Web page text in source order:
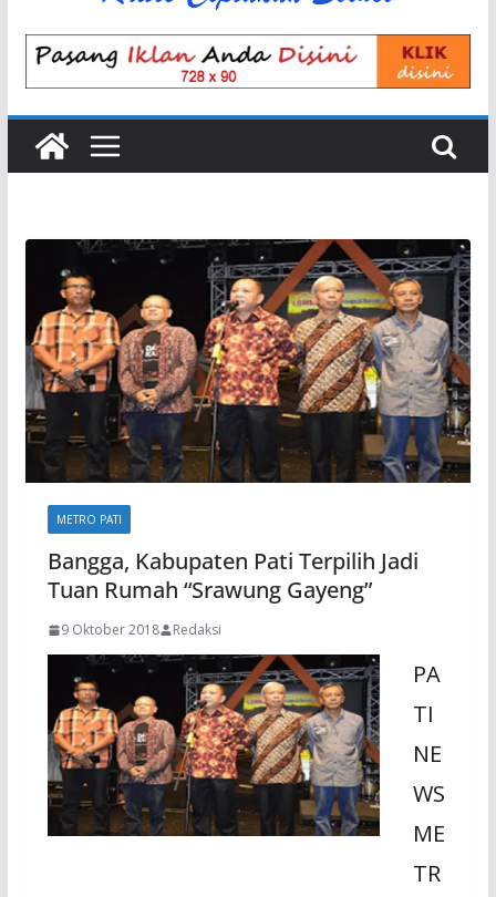
METRO PATI
Bangga, Kabupaten Pati Terpilih Jadi
Tuan Rumah “Srawung Gayeng”
9 Oktober 2018 Redaksi
PA
TI
NE
WS
ME
TR